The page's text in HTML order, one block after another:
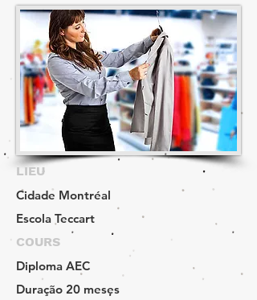
LIEU
Cidade Montréal
Escola Teccart
COURS
Diploma AEC
Duração 20 meses